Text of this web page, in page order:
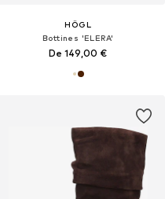
HÖGL
Bottines 'ELERA'
De 149,00 €